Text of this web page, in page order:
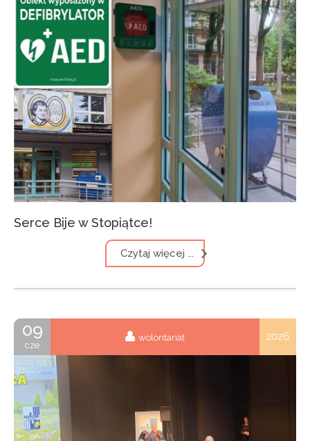
Serce Bije w Stopiątce!
Czytaj więcej ...
09
cze
wolontariat 2026